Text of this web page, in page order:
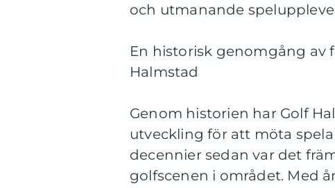
och utmanande
En historisk genomgång av
Halmstad
Genom historien har Golf
utveckling för att möta
decennier sedan var det
golfscenen i området. Med